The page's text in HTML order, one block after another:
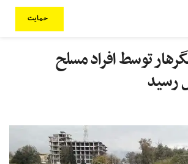
حمایت
توسط افراد مسلح
رسید